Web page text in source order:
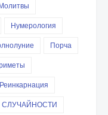
Нумерология
Порча
Реинкарнация
СЛУЧАЙНОСТИ